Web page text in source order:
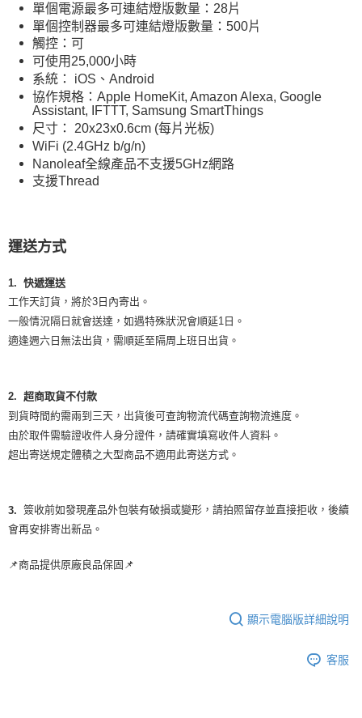
單個電源最多可連結燈版數量：28片
單個控制器最多可連結燈版數量：500片
觸控：可
可使用25,000小時
系統： iOS、Android
協作規格： Apple HomeKit, Amazon Alexa, Google
Assistant, IFTTT, Samsung SmartThings
尺寸： 20x23x0.6cm (每片光板)
WiFi (2.4GHz b/g/n)
Nanoleaf全線產品不支援5GHz網路
支援Thread
運送方式
1. 快遞運送
工作天訂貨，將於3日內寄出。
一般情況隔日就會送達，如遇特殊狀況會順延1日。
適逢週六日無法出貨，需順延至隔周上班日出貨。
2. 超商取貨不付款
到貨時間約需兩到三天，出貨後可查詢物流代碼查詢物流進度。
由於取件需驗證收件人身分證件，請確實填寫收件人資料。
超出寄送規定體積之大型商品不適用此寄送方式。
3. 簽收前如發現產品外包裝有破損或變形，請拍照留存並直接拒收，後續
會再安排寄出新品。
📌商品提供原廠良品保固📌
顯示電腦版詳細說明
客服